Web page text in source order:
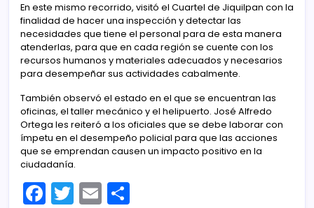
En este mismo recorrido, visitó el Cuartel de Jiquilpan con la
finalidad de hacer una inspección y detectar las
necesidades que tiene el personal para de esta manera
atenderlas, para que en cada región se cuente con los
recursos humanos y materiales adecuados y necesarios
para desempeñar sus actividades cabalmente.
También observó el estado en el que se encuentran las
oficinas, el taller mecánico y el helipuerto. José Alfredo
Ortega les reiteró a los oficiales que se debe laborar con
ímpetu en el desempeño policial para que las acciones
que se emprendan causen un impacto positivo en la
ciudadanía.
F T E